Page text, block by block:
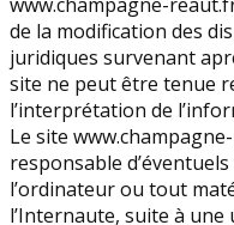
www.champagne-
de la modification des
juridiques survenant
site ne peut être tenue
l’interprétation de
Le site
responsable
l’ordinateur ou tout
l’Internaute, suite à une